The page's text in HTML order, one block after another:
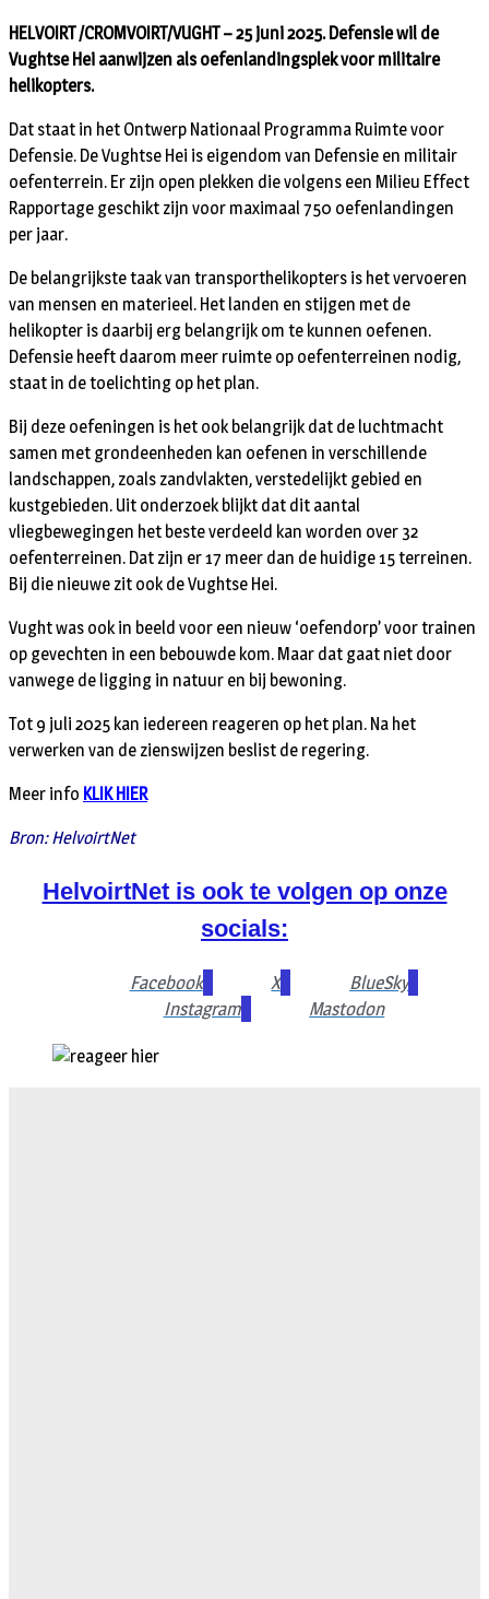
HELVOIRT /CROMVOIRT/VUGHT – 25 juni 2025. Defensie wil de
Vughtse Hei aanwijzen als oefenlandingsplek voor militaire
helikopters.
Dat staat in het Ontwerp Nationaal Programma Ruimte voor
Defensie. De Vughtse Hei is eigendom van Defensie en militair
oefenterrein. Er zijn open plekken die volgens een Milieu Effect
Rapportage geschikt zijn voor maximaal 750 oefenlandingen
per jaar.
De belangrijkste taak van transporthelikopters is het vervoeren
van mensen en materieel. Het landen en stijgen met de
helikopter is daarbij erg belangrijk om te kunnen oefenen.
Defensie heeft daarom meer ruimte op oefenterreinen nodig,
staat in de toelichting op het plan.
Bij deze oefeningen is het ook belangrijk dat de luchtmacht
samen met grondeenheden kan oefenen in verschillende
landschappen, zoals zandvlakten, verstedelijkt gebied en
kustgebieden. Uit onderzoek blijkt dat dit aantal
vliegbewegingen het beste verdeeld kan worden over 32
oefenterreinen. Dat zijn er 17 meer dan de huidige 15 terreinen.
Bij die nieuwe zit ook de Vughtse Hei.
Vught was ook in beeld voor een nieuw ‘oefendorp’ voor trainen
op gevechten in een bebouwde kom. Maar dat gaat niet door
vanwege de ligging in natuur en bij bewoning.
Tot 9 juli 2025 kan iedereen reageren op het plan. Na het
verwerken van de zienswijzen beslist de regering.
Meer info KLIK HIER
Bron: HelvoirtNet
HelvoirtNet is ook te volgen op onze
socials:
Facebook X
BlueSky
Instagram
Mastodon